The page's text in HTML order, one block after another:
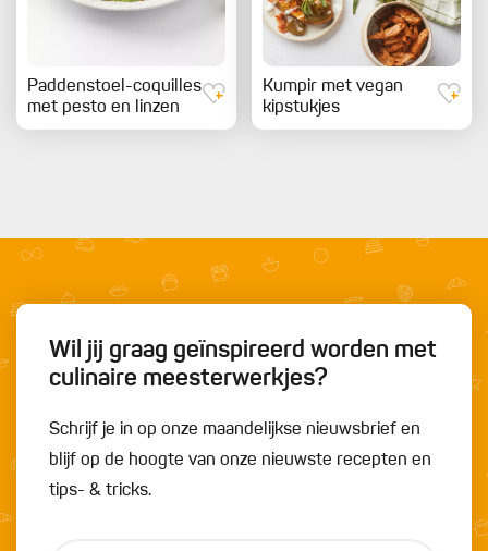
Paddenstoel-coquilles
met pesto en linzen
Kumpir met vegan
kipstukjes
Wil jij graag geïnspireerd worden met
culinaire meesterwerkjes?
Schrijf je in op onze maandelijkse nieuwsbrief en
blijf op de hoogte van onze nieuwste recepten en
tips- & tricks.